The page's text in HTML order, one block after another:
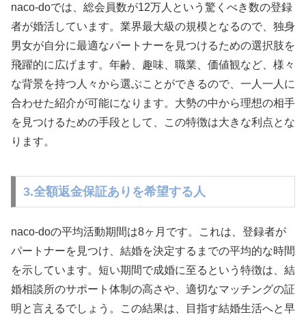
naco-doでは、総会員数が12万人という驚くべき数の登録
者が婚活しています。業界最大級の規模となるので、独身
男女が自分に最適なパートナーを見つけるための選択肢を
飛躍的に広げます。年齢、趣味、職業、価値観など、様々
な背景を持つ人々から選ぶことができるので、一人一人に
合わせた紹介が可能になります。大勢の中から理想の相手
を見つけるための手段として、この特徴は大きな利点とな
ります。
3.全額返金保証ありを希望する人
naco-doの平均活動期間は8ヶ月です。これは、登録者が
パートナーを見つけ、結婚を決定するまでの平均的な時間
を示しています。短い期間で成婚に至るという特徴は、結
婚相談所のサポート体制の高さや、適切なマッチングの証
明と言えるでしょう。この結果は、目指す結婚生活へと早